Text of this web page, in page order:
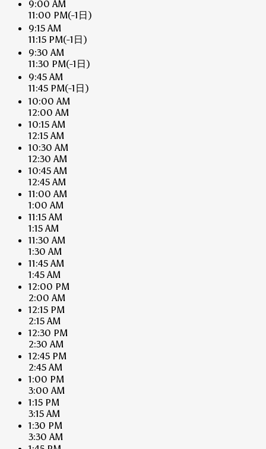
9:00 AM
11:00 PM(-1日)
9:15 AM
11:15 PM(-1日)
9:30 AM
11:30 PM(-1日)
9:45 AM
11:45 PM(-1日)
10:00 AM
12:00 AM
10:15 AM
12:15 AM
10:30 AM
12:30 AM
10:45 AM
12:45 AM
11:00 AM
1:00 AM
11:15 AM
1:15 AM
11:30 AM
1:30 AM
11:45 AM
1:45 AM
12:00 PM
2:00 AM
12:15 PM
2:15 AM
12:30 PM
2:30 AM
12:45 PM
2:45 AM
1:00 PM
3:00 AM
1:15 PM
3:15 AM
1:30 PM
3:30 AM